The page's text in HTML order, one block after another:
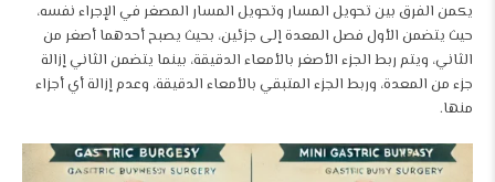
يكمن الفرق بين تحويل المسار وتحويل المسار المصغر في الإجراء نفسه،
حيث يتضمن الأول فصل المعدة إلى جزئين، بحيث يصبح أحدهما أصغر من
الثاني، ويتم ربط الجزء الأصغر بالأمعاء الدقيقة، بينما يتضمن الثاني إزالة
جزء من المعدة، وربط الجزء المتبقي بالأمعاء الدقيقة، وعدم إزالة أي أجزاء
منها.